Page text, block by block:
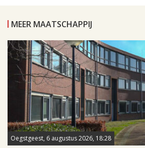
MEER MAATSCHAPPIJ
Oegstgeest, 6 augustus 2026, 18:28